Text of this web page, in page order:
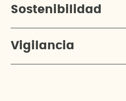
Sostenibilidad
Vigilancia